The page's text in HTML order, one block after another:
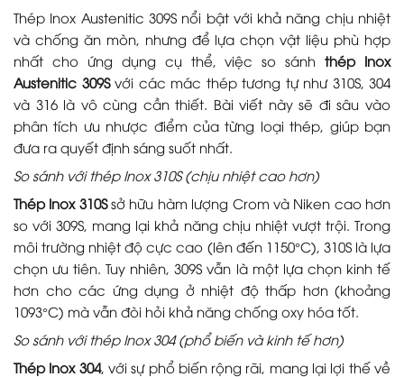
Thép Inox Austenitic 309S nổi bật với khả năng chịu nhiệt
và chống ăn mòn, nhưng để lựa chọn vật liệu phù hợp
nhất cho ứng dụng cụ thể, việc so sánhthép Inox
Austenitic 309Svới các mác thép tương tự như 310S, 304
và 316 là vô cùng cần thiết. Bài viết này sẽ đi sâu vào
phân tích ưu nhược điểm của từng loại thép, giúp bạn
đưa ra quyết định sáng suốt nhất.
So sánh với thép Inox 310S (chịu nhiệt cao hơn)
Thép Inox 310Ssở hữu hàm lượng Crom và Niken cao hơn
so với 309S, mang lại khả năng chịu nhiệt vượt trội. Trong
môi trường nhiệt độ cực cao (lên đến 1150°C), 310S là lựa
chọn ưu tiên. Tuy nhiên, 309S vẫn là một lựa chọn kinh tế
hơn cho các ứng dụng ở nhiệt độ thấp hơn (khoảng
1093°C) mà vẫn đòi hỏi khả năng chống oxy hóa tốt.
So sánh với thép Inox 304 (phổ biến và kinh tế hơn)
Thép Inox 304, với sự phổ biến rộng rãi, mang lại lợi thế về